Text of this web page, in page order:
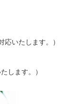
いたします。）
します。）